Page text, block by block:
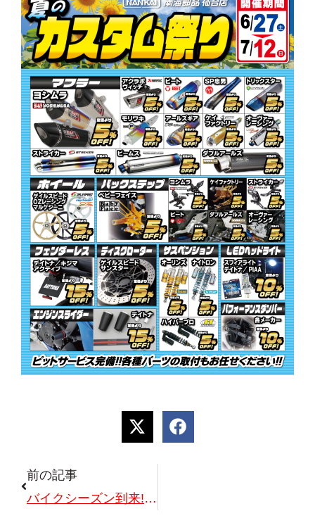
前の記事
バイクシーズン到来!!春のツーリング応援セール開催!!